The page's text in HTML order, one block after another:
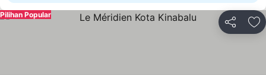
Kongsi
Pilihan Popular